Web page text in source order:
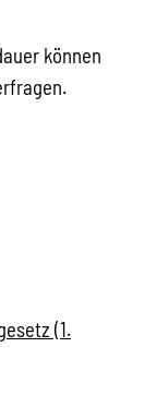
können
(1.